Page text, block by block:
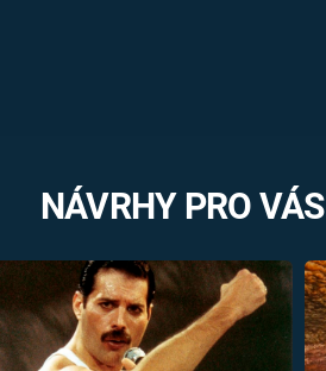
NÁVRHY PRO VÁS